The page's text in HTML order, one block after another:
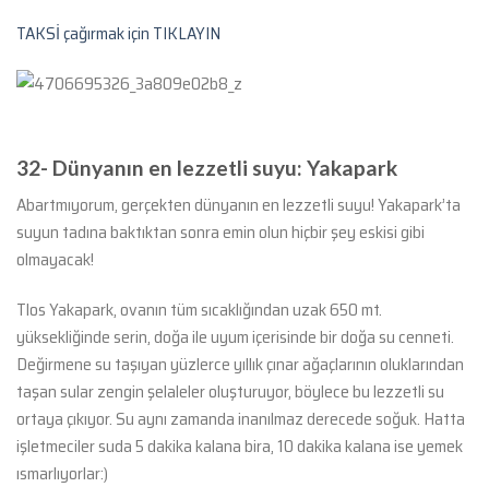
TAKSİ çağırmak için TIKLAYIN
32- Dünyanın en lezzetli suyu: Yakapark
Abartmıyorum, gerçekten dünyanın en lezzetli suyu! Yakapark’ta
suyun tadına baktıktan sonra emin olun hiçbir şey eskisi gibi
olmayacak!
Tlos Yakapark, ovanın tüm sıcaklığından uzak 650 mt.
yüksekliğinde serin, doğa ile uyum içerisinde bir doğa su cenneti.
Değirmene su taşıyan yüzlerce yıllık çınar ağaçlarının oluklarından
taşan sular zengin şelaleler oluşturuyor, böylece bu lezzetli su
ortaya çıkıyor. Su aynı zamanda inanılmaz derecede soğuk. Hatta
işletmeciler suda 5 dakika kalana bira, 10 dakika kalana ise yemek
ısmarlıyorlar:)